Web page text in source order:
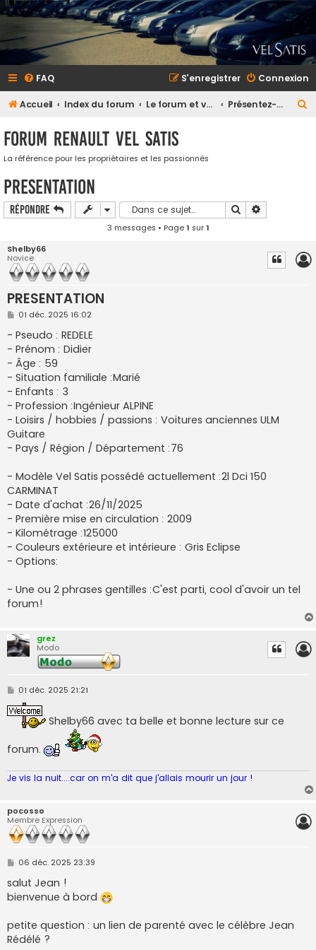
FAQ Connexion
S’enregistrer
Accueil Index du forum Le forum et vous Présentez-vous (et votre Vel Satis)
e
r
Forum Renault VEL SATIS
La référence pour les propriétaires et les passionnés
PRESENTATION
Répondre Rechercher
3 messages • Page1 sur1
Shelby66
Novice
PRESENTATION
M
s
s
a
g
e
01 déc. 2025 16:02
- Pseudo : REDELE
- Prénom : Didier
- Âge : 59
- Situation familiale :Marié
- Enfants : 3
- Profession :Ingénieur ALPINE
- Loisirs / hobbies / passions : Voitures anciennes ULM
Guitare
- Pays / Région / Département :76
- Modèle Vel Satis possédé actuellement :2l Dci 150
CARMINAT
- Date d'achat :26/11/2025
- Première mise en circulation : 2009
- Kilométrage :125000
- Couleurs extérieure et intérieure : Gris Eclipse
- Options:
- Une ou 2 phrases gentilles :C'est parti, cool d'avoir un tel
forum!
grez
Modo
M
s
s
01 déc. 2025 21:21
Shelby66 avec ta belle et bonne lecture sur ce
forum.
Je vis la nuit....car on m'a dit que j'allais mourir un jour !
pocosso
Membre Expression
M
s
s
a
06 déc. 2025 23:39
salut Jean !
bienvenue à bord
petite question : un lien de parenté avec le célèbre Jean
Rédélé ?